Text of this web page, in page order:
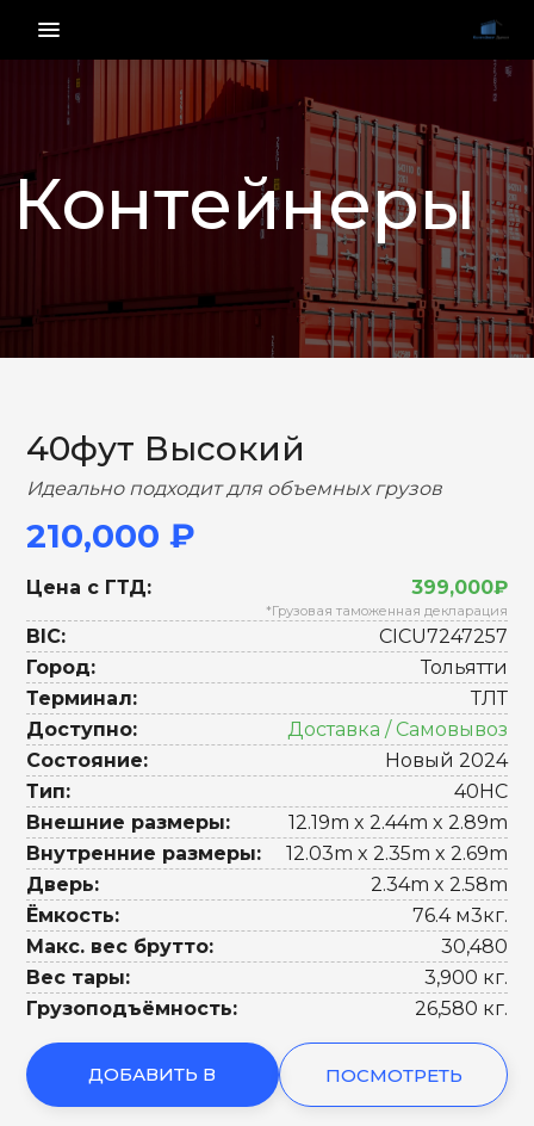
menu_vert
Контейнеры
НАЗАД ВПЕРЕД
40фут Высокий
Идеально подходит для объемных грузов
210,000 ₽
Цена с ГТД: 399,000₽
*Грузовая таможенная декларация
BIC:
CICU7247257
Город:
Тольятти
Терминал:
ТЛТ
Доступно:
Доставка / Самовывоз
Состояние:
Новый 2024
Тип:
40HC
Внешние размеры:
12.19m x 2.44m x 2.89m
Внутренние размеры:
12.03m x 2.35m x 2.69m
Дверь:
2.34m x 2.58m
Ёмкость:
76.4 м3кг.
Макс. вес брутто:
30,480
Вес тары:
3,900 кг.
Грузоподъёмность:
26,580 кг.
ДОБАВИТЬ В ПОСМОТРЕТЬ